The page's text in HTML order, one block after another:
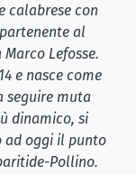
calabrese con
al
Lefosse.
e nasce come
seguire muta
dinamico, si
ad oggi il punto
Pollino.